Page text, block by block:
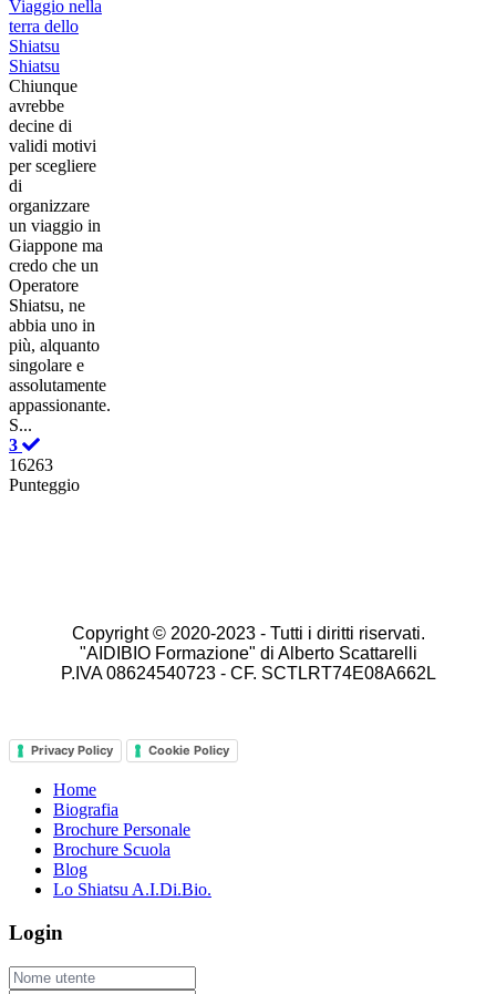
Viaggio nella
terra dello
Shiatsu
Shiatsu
Chiunque
avrebbe
decine di
validi motivi
per scegliere
di
organizzare
un viaggio in
Giappone ma
credo che un
Operatore
Shiatsu, ne
abbia uno in
più, alquanto
singolare e
assolutamente
appassionante.
S...
3
16263
Punteggio
Copyright © 2020-2023 - Tutti i diritti riservati.
"AIDIBIO Formazione" di Alberto Scattarelli
P.IVA 08624540723 - CF. SCTLRT74E08A662L
Privacy Policy Cookie Policy
Home
Biografia
Brochure Personale
Brochure Scuola
Blog
Lo Shiatsu A.I.Di.Bio.
Login